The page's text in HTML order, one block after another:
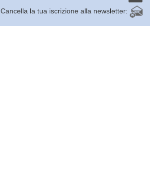
Cancella la tua iscrizione alla newsletter: